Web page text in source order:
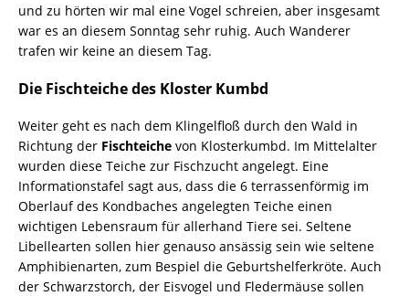
und zu hörten wir mal eine Vogel schreien, aber insgesamt
war es an diesem Sonntag sehr ruhig. Auch Wanderer
trafen wir keine an diesem Tag.
Die Fischteiche des Kloster Kumbd
Weiter geht es nach dem Klingelfloß durch den Wald in
Richtung der Fischteiche von Klosterkumbd. Im Mittelalter
wurden diese Teiche zur Fischzucht angelegt. Eine
Informationstafel sagt aus, dass die 6 terrassenförmig im
Oberlauf des Kondbaches angelegten Teiche einen
wichtigen Lebensraum für allerhand Tiere sei. Seltene
Libellearten sollen hier genauso ansässig sein wie seltene
Amphibienarten, zum Bespiel die Geburtshelferkröte. Auch
der Schwarzstorch, der Eisvogel und Fledermäuse sollen